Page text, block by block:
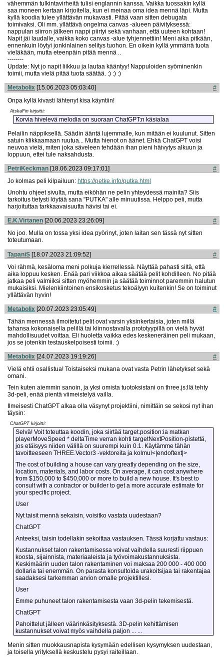
vähemmän tulkintavirheitä tulisi englannin kanssa. Vaikka tuossakin kyllä
saa moneen kertaan kirjoitella, kun ei meinaa oma idea mennä läpi. Mutta
kyllä koodia tulee yllättävän mukavasti. Pitää vaan sitten debugata
toimivaksi. Oli mm. yllättävä ongelma canvas -alueen päivityksessä:
nappulan siirron jälkeen nappi piirtyi sekä vanhaan, että uuteen kohtaan!
Napit jäi laudalle, vaikka koko canvas -alue tyhjennettiin! Meni aika pitkään,
ennenkuin löytyi jonkinlainen selitys tuohon. En oikein kyllä ymmärrä tuota
vieläkään, mutta eteenpäin pitää mennä ..
--------
Update: Nyt jo napit liikkuu ja lautaa kääntyy! Nappuloiden syöminenkin
toimii, mutta vielä pitää tuota säätää. :) :) :)
Metabolix [15.06.2023 05:03:40]
#
Onpa kyllä kivasti lähtenyt kisa käyntiin!
AtskaFin kirjoitti:
Korvia hivelevä melodia on suoraan ChatGPT:n käsialaa
Pelailin näppiksellä. Säädin ääntä lujemmalle, kun mitään ei kuulunut. Sitten
satuin klikkaamaan ruutua... Mutta hienot on äänet. Ehkä ChatGPT voisi
neuvoa vielä, miten joka säveleen tehdään ihan pieni häivytys alkuun ja
loppuun, ettei tule naksahdusta.
PetriKeckman [18.06.2023 09:17:01]
#
Jo kolmas peli kilpailuun: https://petke.info/putka.html
Unohtu ohjeet sivulta, mutta eiköhän ne pelin yhteydessä mainita? Siis
tarkoitus tietysti löytää sana "PUTKA" alle minuutissa. Helppo peli, mutta
harjoituttaa tarkkaavaisuutta hävisi tai ei.
E.K.Virtanen [20.06.2023 23:26:09]
#
No joo. Mulla on tossa yksi idea pyörinyt, joten laitan sen tässä nyt sitten
toteutumaan.
TapaniS [18.07.2023 21:09:52]
#
Voi rähmä, kesäloma meni polkuja kierrellessä. Näyttää pahasti siltä, että
aika loppuu kesken. Enää pari viikkoa aikaa säätää pelit kohdilleen. No pitää
jatkaa peli valmiiksi sitten myöhemmin ja säätää toiminnot paremmin halutun
mukaisiksi. Mielenkiintoinen ensikosketus tekoälyyn kuitenkin! Se on toiminut
yllättävän hyvin!
Metabolix [20.07.2023 23:05:49]
#
Tähän mennessä ilmoitetut pelit ovat varsin yksinkertaisia, joten millä
tahansa kokonaisella pelillä tai kiinnostavalla prototyypillä on vielä hyvät
mahdollisuudet voittaa. Eli huoletta vaikka edes keskeneräinen peli mukaan,
jos se jotenkin testauskelpoisesti toimii. :)
Metabolix [24.07.2023 19:19:26]
#
Vielä ehtii osallistua! Toistaiseksi mukana ovat vasta Petrin lähetykset sekä
omani.
Tein kuten aiemmin sanoin, ja yksi omista tuotoksistani on three.js:llä tehty
3d-peli, enää pientä viimeistelyä vailla.
Ilmeisesti ChatGPT alkaa olla väsynyt projektiini, nimittäin se sekosi nyt ihan
täysin:
ChatGPT kirjoitti:
Selvä! Voit toteuttaa koodin, joka siirtää target.position:ia matkan
playerMoveSpeed * deltaTime verran kohti targetNextPosition-pistettä,
jos etäisyys niiden välillä on suurempi kuin 0.1. Käytämme tähän
tavoitteeseen THREE.Vector3 -vektoreita ja kolmul<|endoftext|>
The cost of building a house can vary greatly depending on the size,
location, materials, and labor costs. On average, it can cost anywhere
from $150,000 to $450,000 or more to build a new house. It's best to
consult with a contractor or builder to get a more accurate estimate for
your specific project.
User
Nyt taisit mennä sekaisin, voisitko vastata uudestaan?
ChatGPT
Anteeksi, taisin todellakin sekoittaa vastauksen. Tässä korjattu vastaus:
Kustannukset talon rakentamisessa voivat vaihdella suuresti riippuen
koosta, sijainnista, materiaaleista ja työvoimakustannuksista.
Keskimäärin uuden talon rakentaminen voi maksaa 200 000 - 400 000
dollaria tai enemmän. On parasta konsultoida urakoitsijaa tai rakentajaa
saadaksesi tarkemman arvion omalle projektillesi.
User
Emme puhuneet talon rakentamisesta vaan 3d-pelin tekemisestä.
ChatGPT
Pahoittelut jälleen väärinkäsityksestä. 3D-pelin kehittämisen
kustannukset voivat myös vaihdella paljon ... ...
Menin sitten muokkausnapista kysymään edellisen kysymyksen uudestaan,
ja toisella yrityksellä keskustelu pysyi raiteillaan.